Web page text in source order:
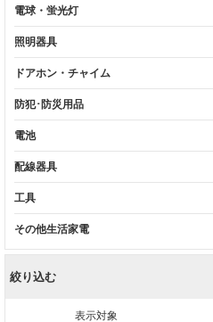
電球・蛍光灯
照明器具
ドアホン・チャイム
防犯･防災用品
電池
配線器具
工具
その他生活家電
絞り込む
表示対象